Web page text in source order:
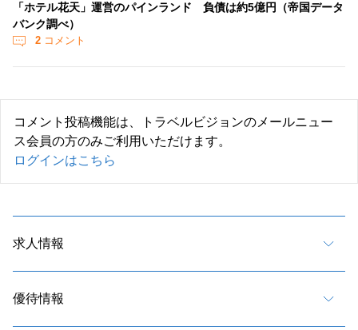
「ホテル花天」運営のパインランド 負債は約5億円（帝国データ
バンク調べ）
2 コメント
コメント投稿機能は、トラベルビジョンのメールニュー
ス会員の方のみご利用いただけます。
ログインはこちら
求人情報
優待情報